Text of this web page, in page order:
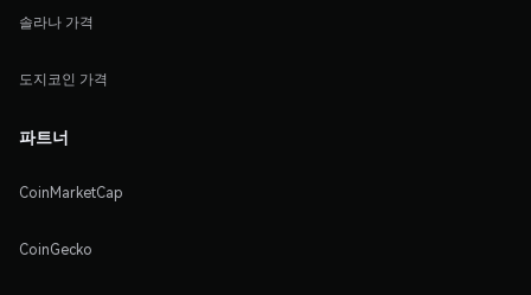
솔라나 가격
도지코인 가격
파트너
CoinMarketCap
CoinGecko